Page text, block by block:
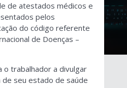
de atestados médicos e
pelos
do código referente
de Doenças –
o trabalhador a divulgar
de seu estado de saúde